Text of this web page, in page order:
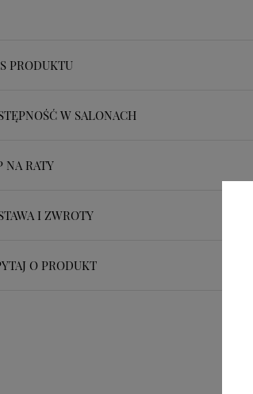
PRODUKTU
W SALONACH
NA RATY
I ZWROTY
O PRODUKT